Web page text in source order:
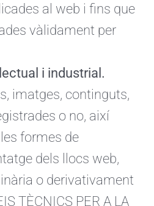
al web i fins que
vàlidament per
i industrial.
imatges, continguts,
o no, així
formes de
dels llocs web,
o derivativament
TÈCNICS PER A LA